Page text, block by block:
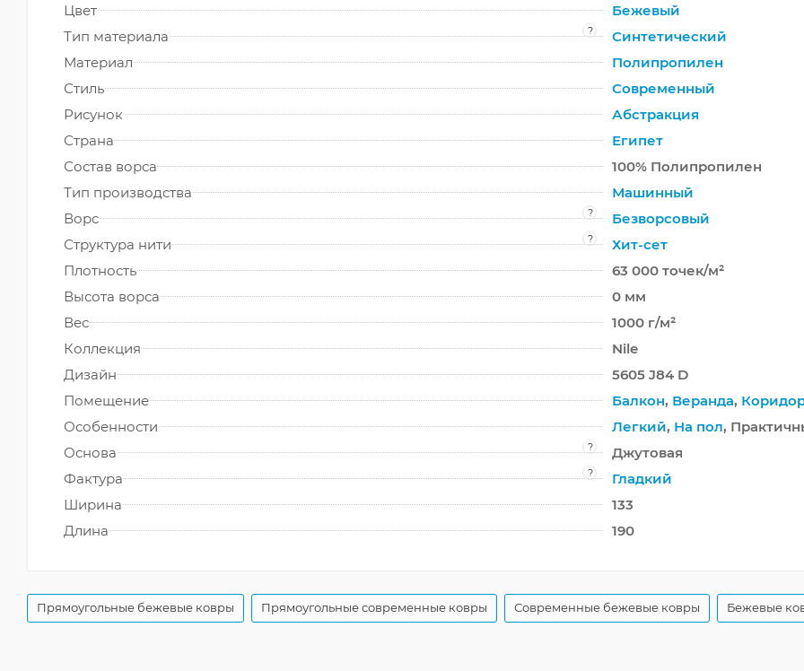
Цвет
Бежевый
Тип материала
?
Синтетический
Материал
Полипропилен
Стиль
Современный
Рисунок
Абстракция
Страна
Египет
Состав ворса
100% Полипропилен
Тип производства
Машинный
Ворс
?
Безворсовый
Структура нити
?
Хит-сет
Плотность
63 000 точек/м²
Высота ворса
0 мм
Вес
1000 г/м²
Коллекция
Nile
Дизайн
5605 J84 D
Помещение
Балкон, Веранда,
Особенности
Легкий, На пол,
Основа
?
Джутовая
Фактура
?
Гладкий
Ширина
133
Длина
190
Прямоугольные бежевые ковры Прямоугольные современные ковры Современные бежевые ковры Бежевые